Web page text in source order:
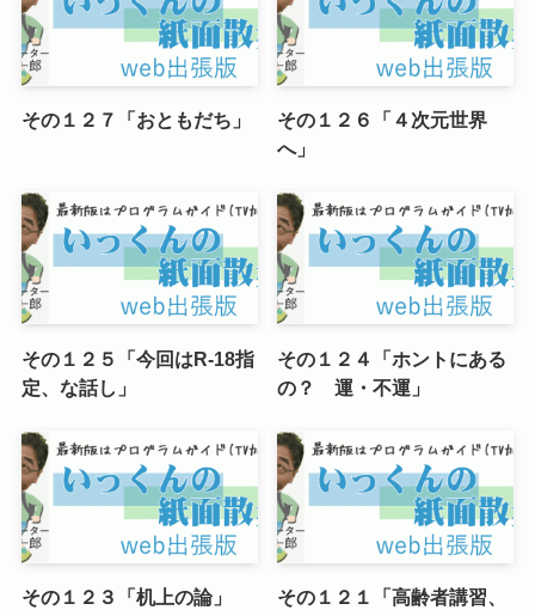
その１２７「おともだち」
その１２６「４次元世界
へ」
その１２５「今回はR-18指
定、な話し」
その１２４「ホントにある
の？ 運・不運」
その１２３「机上の論」
その１２１「高齢者講習、